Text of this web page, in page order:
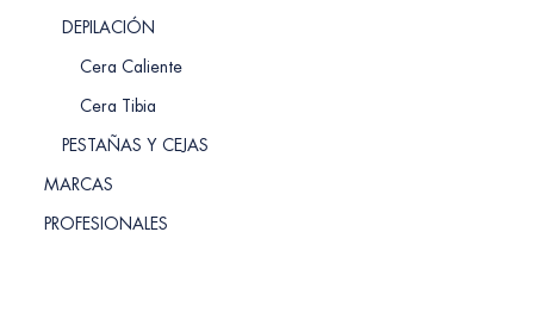
DEPILACIÓN
Cera Caliente
Cera Tibia
PESTAÑAS Y CEJAS
MARCAS
PROFESIONALES